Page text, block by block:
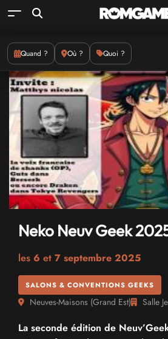
Quand ? Où ? Quoi ?
Neko Neuv Geek
les 6 et 7 septembre 2025
SALONS & CONVENTIONS GEEKS
Neuves-Maisons (Grand Est) Salle
La seconde édition de